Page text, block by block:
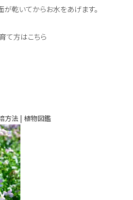
が乾いてからお水をあげます。
て方はこちら
方法 | 植物図鑑